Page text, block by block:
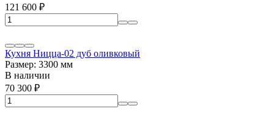
121 600 ₽
Кухня Ницца-02 дуб оливковый
Размер: 3300 мм
В наличии
70 300 ₽